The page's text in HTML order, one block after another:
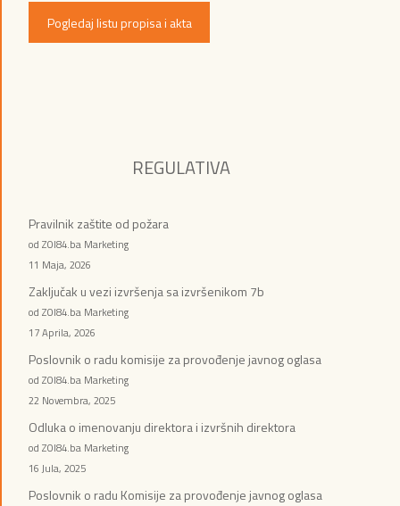
Pogledaj listu propisa i akta
REGULATIVA
Pravilnik zaštite od požara
od ZOI84.ba Marketing
11 Maja, 2026
Zaključak u vezi izvršenja sa izvršenikom 7b
od ZOI84.ba Marketing
17 Aprila, 2026
Poslovnik o radu komisije za provođenje javnog oglasa
od ZOI84.ba Marketing
22 Novembra, 2025
Odluka o imenovanju direktora i izvršnih direktora
od ZOI84.ba Marketing
16 Jula, 2025
Poslovnik o radu Komisije za provođenje javnog oglasa